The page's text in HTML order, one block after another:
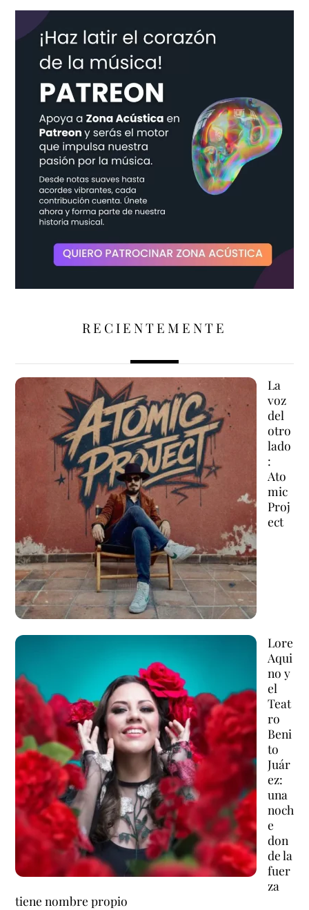
RECIENTEMENTE
La
voz
del
otro
lado
:
Ato
mic
Proj
ect
Lore
Aqui
no y
el
Teat
ro
Beni
to
Juár
ez:
una
noch
e
don
de la
fuer
za
tiene nombre propio